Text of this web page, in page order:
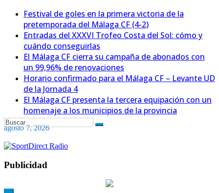
Festival de goles en la primera victoria de la
pretemporada del Málaga CF (4-2)
Entradas del XXXVI Trofeo Costa del Sol: cómo y
cuándo conseguirlas
El Málaga CF cierra su campaña de abonados con
un 99,96% de renovaciones
Horario confirmado para el Málaga CF – Levante UD
de la Jornada 4
El Málaga CF presenta la tercera equipación con un
homenaje a los municipios de la provincia
agosto 7, 2026
Publicidad